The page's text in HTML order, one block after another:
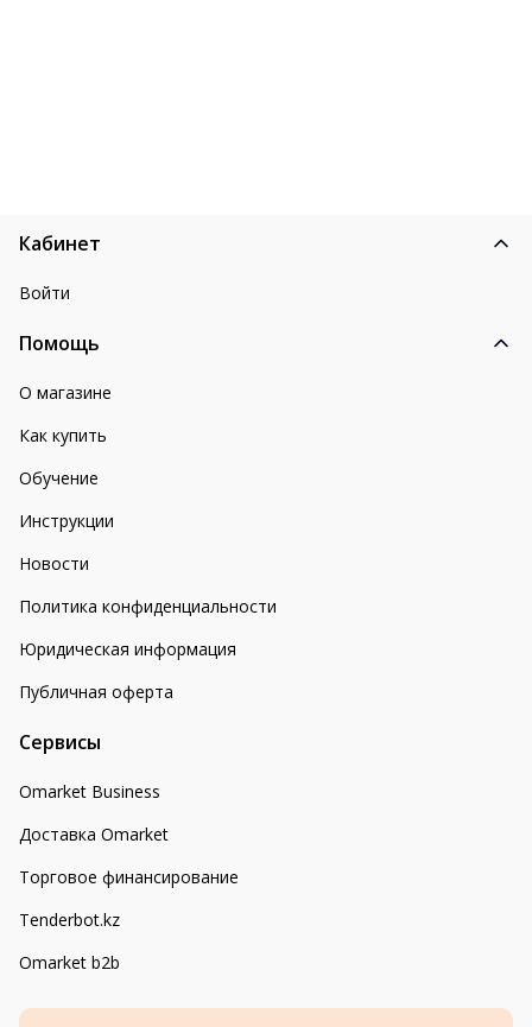
Кабинет
Войти
Помощь
О магазине
Как купить
Обучение
Инструкции
Новости
Политика конфиденциальности
Юридическая информация
Публичная оферта
Сервисы
Omarket Business
Доставка Omarket
Торговое финансирование
Tenderbot.kz
Omarket b2b